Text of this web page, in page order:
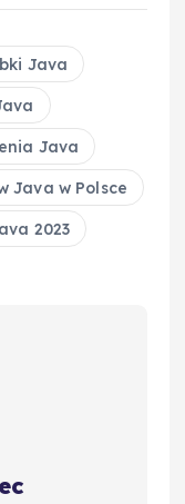
p
y
Li
n
k
Java
Java
Java w Polsce
2023